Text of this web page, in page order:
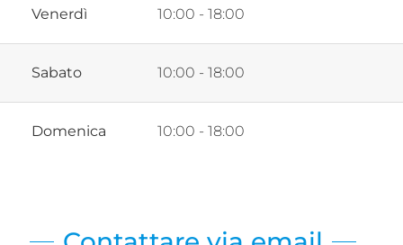
Venerdì 10:00 - 18:00
Sabato 10:00 - 18:00
Domenica 10:00 - 18:00